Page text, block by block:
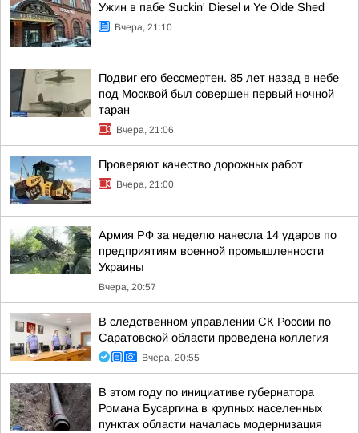
Ужин в пабе Suckin' Diesel и Ye Olde Shed
Вчера, 21:10
Подвиг его бессмертен. 85 лет назад в небе
под Москвой был совершен первый ночной
таран
Вчера, 21:06
Проверяют качество дорожных работ
Вчера, 21:00
Армия РФ за неделю нанесла 14 ударов по
предприятиям военной промышленности
Украины
Вчера, 20:57
В следственном управлении СК России по
Саратовской области проведена коллегия
Вчера, 20:55
В этом году по инициативе губернатора
Романа Бусаргина в крупных населенных
пунктах области началась модернизация